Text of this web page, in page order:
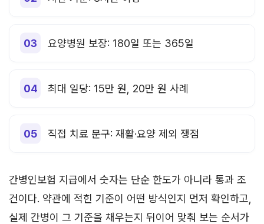
요양병원 보장: 180일 또는 365일
최대 일당: 15만 원, 20만 원 사례
직접 치료 문구: 재활·요양 제외 쟁점
간병인보험 지급에서 숫자는 단순 한도가 아니라 통과 조
건이다. 약관에 적힌 기준이 어떤 방식인지 먼저 확인하고,
실제 간병이 그 기준을 채우는지 뒤이어 맞춰 보는 순서가